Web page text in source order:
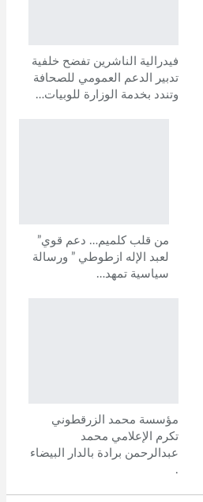
فيدرالية الناشرين تفضح خلفية
تدبير الدعم العمومي للصحافة
وتندد بخدمة الوزارة للوبيات…
من قلب كلميم… دعم قوي”
لعبد الإله ازطوطي ” ورسالة
سياسية تمهد…
مؤسسة محمد الزرقطوني
تكرم الإعلامي محمد
عبدالرحمن برادة بالدار البيضاء
.